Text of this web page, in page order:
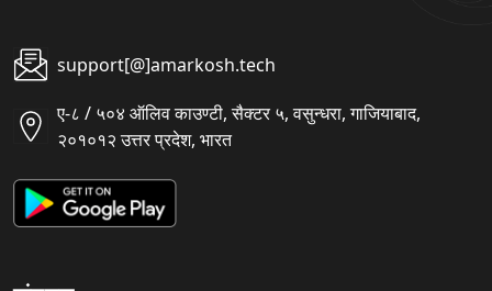
support[@]amarkosh.tech
ए-८ / ५०४ ऑलिव काउण्टी, सैक्टर ५, वसुन्धरा, गाजियाबाद,
२०१०१२ उत्तर प्रदेश, भारत